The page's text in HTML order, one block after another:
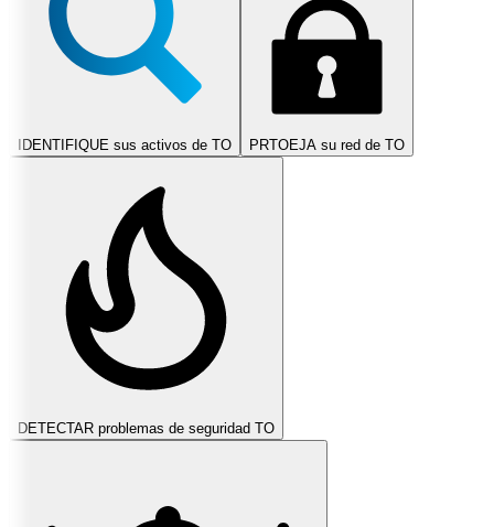
IDENTIFIQUE sus activos de TO PRTOEJA su red de TO
DETECTAR problemas de seguridad TO